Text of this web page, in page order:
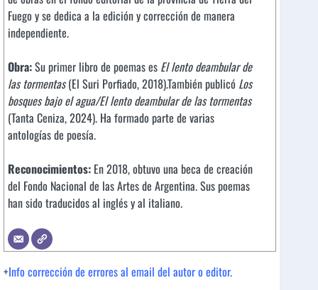
Fuego y se dedica a la edición y corrección de manera
independiente.
Obra:Su primer libro de poemas es El lento deambular de
las tormentas(El Suri Porfiado, 2018).También publicó Los
bosques bajo el agua/El lento deambular de las tormentas
(Tanta Ceniza, 2024). Ha formado parte de varias
antologías de poesía.
Reconocimientos: En 2018, obtuvo una beca de creación
del Fondo Nacional de las Artes de Argentina. Sus poemas
han sido traducidos al inglés y al italiano.
+Info corrección de errores al email del autor o editor.